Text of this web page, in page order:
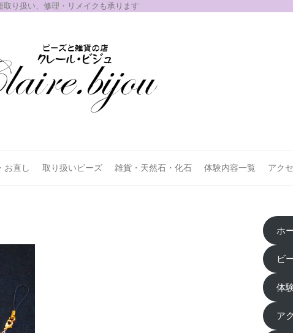
取り扱い、修理・リメイクも承ります
お直し 取り扱いビーズ 雑貨・天然石・化石 体験内容一覧 アク
ホ
ビ
体
ア